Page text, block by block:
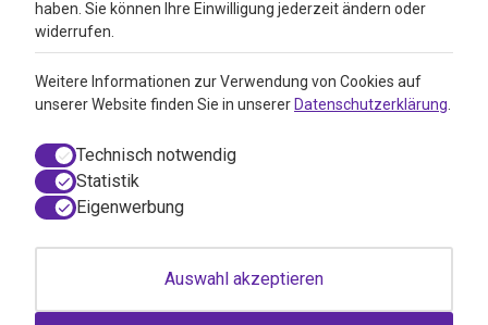
© 2026 VitAdvice BV.de, Realisierung durch050media
AGB / Webshop Trustmark
haben. Sie können Ihre Einwilligung jederzeit ändern oder
widerrufen.
Weitere Informationen zur Verwendung von Cookies auf
unserer Website finden Sie in unserer Datenschutzerklärung
Technisch notwendig
Statistik
Eigenwerbung
Auswahl akzeptieren
Einwilligungsdialog geöffnet